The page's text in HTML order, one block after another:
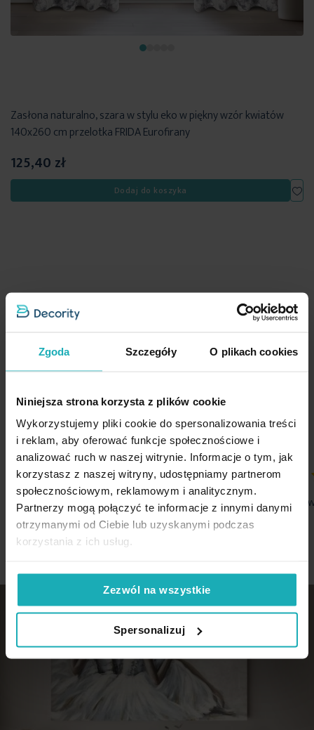
Zgoda Szczegóły O plikach cookies
Niniejsza strona korzysta z plików cookie
Wykorzystujemy pliki cookie do spersonalizowania treści
i reklam, aby oferować funkcje społecznościowe i
analizować ruch w naszej witrynie. Informacje o tym, jak
korzystasz z naszej witryny, udostępniamy partnerom
społecznościowym, reklamowym i analitycznym.
Partnerzy mogą połączyć te informacje z innymi danymi
otrzymanymi od Ciebie lub uzyskanymi podczas
korzystania z ich usług.
Zezwól na wszystkie
Spersonalizuj
Zasłona naturalno, szara w stylu eko w piękny wzór kwiatów
140x260 cm przelotka FRIDA Eurofirany
125,40 zł
Dodaj do koszyka
Opinie potwierdzone zakupem
Na podstawie 1209 opinii. Zobacz niektóre opinie tutaj.
80%
no tak srednio
03-08-2026
100%
Szybka
02-08-2026